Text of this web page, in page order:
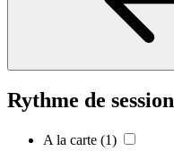
Rythme de session
A la carte (1)